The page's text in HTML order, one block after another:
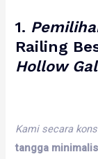
1.
Railing
Hollow
Kami secara
tangga